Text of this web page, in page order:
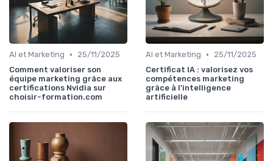
AI et Marketing •
25/11/2025
Comment valoriser son
équipe marketing grâce aux
certifications Nvidia sur
choisir-formation.com
AI et Marketing •
25/11/2025
Certificat IA : valorisez vos
compétences marketing
grâce à l’intelligence
artificielle